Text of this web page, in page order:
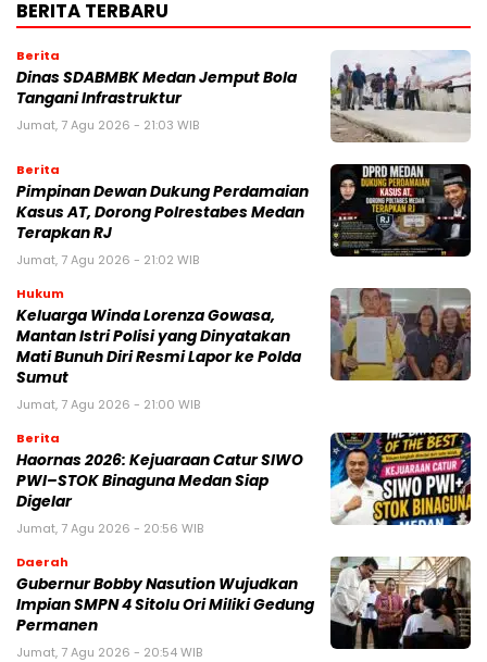
BERITA TERBARU
Berita
Dinas SDABMBK Medan Jemput Bola
Tangani Infrastruktur
Jumat, 7 Agu 2026 - 21:03 WIB
Berita
Pimpinan Dewan Dukung Perdamaian
Kasus AT, Dorong Polrestabes Medan
Terapkan RJ
Jumat, 7 Agu 2026 - 21:02 WIB
Hukum
Keluarga Winda Lorenza Gowasa,
Mantan Istri Polisi yang Dinyatakan
Mati Bunuh Diri Resmi Lapor ke Polda
Sumut
Jumat, 7 Agu 2026 - 21:00 WIB
Berita
Haornas 2026: Kejuaraan Catur SIWO
PWI–STOK Binaguna Medan Siap
Digelar
Jumat, 7 Agu 2026 - 20:56 WIB
Daerah
Gubernur Bobby Nasution Wujudkan
Impian SMPN 4 Sitolu Ori Miliki Gedung
Permanen
Jumat, 7 Agu 2026 - 20:54 WIB